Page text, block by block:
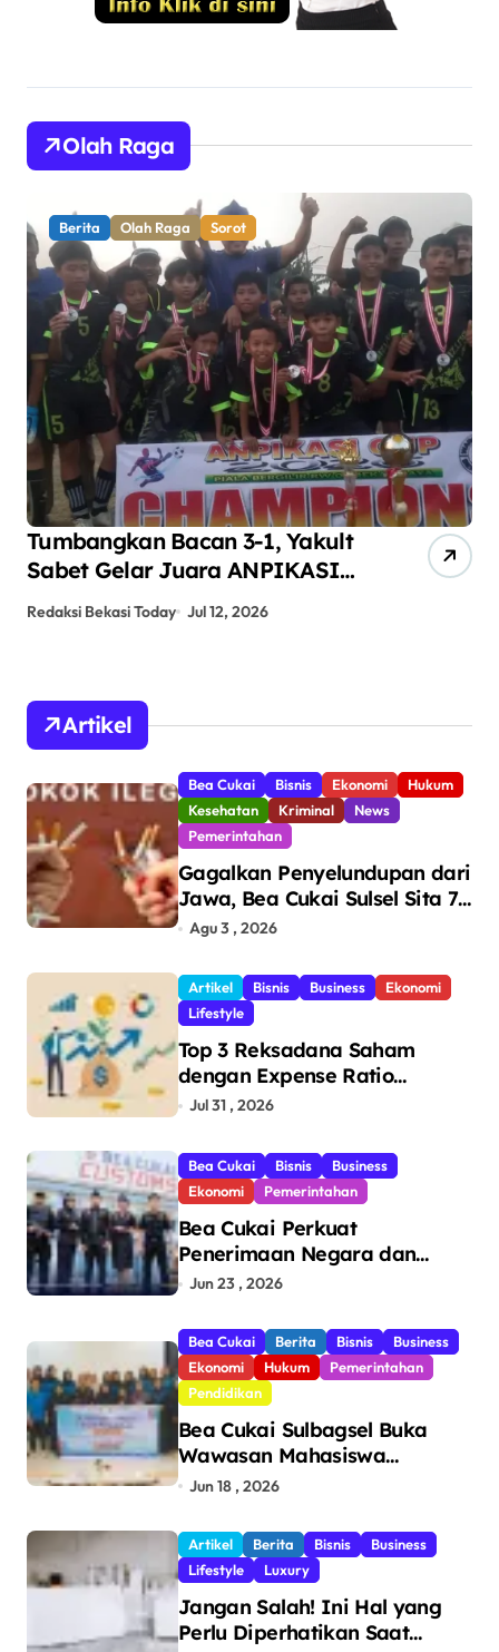
Olah Raga
Berita Olah Raga Sorot
Tumbangkan Bacan 3-1, Yakult
Sabet Gelar Juara ANPIKASI
Redaksi Bekasi Today Jul 12, 2026
Artikel
Bea Cukai Bisnis Ekonomi
Hukum
Kesehatan
Kriminal
News
Pemerintahan
Gagalkan Penyelundupan dari
Jawa, Bea Cukai Sulsel Sita 7,8
Juta Batang Rokok Ilegal
Makassar
Agu 3 , 2026
Artikel Bisnis Business
Ekonomi
Lifestyle
Top 3 Reksadana Saham
dengan Expense Ratio
Terendah
Jul 31 , 2026
Bea Cukai Bisnis
Business
Ekonomi
Pemerintahan
Bea Cukai Perkuat
Penerimaan Negara dan
Pengawasan, Setor Rp123,8
Jun 23 , 2026
Bea Cukai Berita Bisnis
Business
Ekonomi
Hukum
Pemerintahan
Pendidikan
Bea Cukai Sulbagsel Buka
Wawasan Mahasiswa
Politeknik Bosowa tentang
dan Pencegahan Barang
Ilegal
Jun 18 , 2026
Artikel Berita Bisnis
Business
Lifestyle
Luxury
Jangan Salah! Ini Hal yang
Perlu Diperhatikan Saat